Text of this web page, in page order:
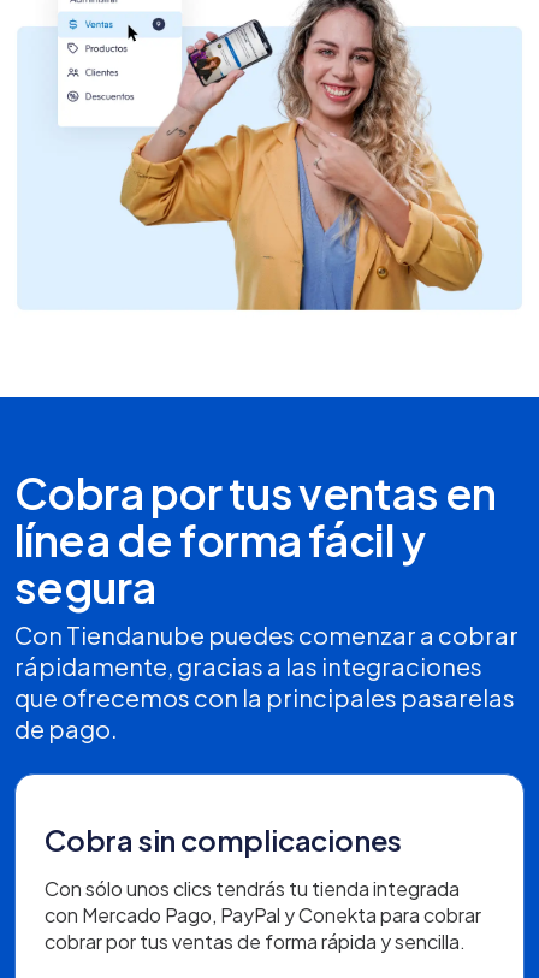
Cobra por tus ventas en
línea de forma fácil y
segura
Con Tiendanube puedes comenzar a cobrar
rápidamente, gracias a las integraciones
que ofrecemos con la principales pasarelas
de pago.
Cobra sin complicaciones
Con sólo unos clics tendrás tu tienda integrada
con Mercado Pago, PayPal y Conekta para cobrar
cobrar por tus ventas de forma rápida y sencilla.